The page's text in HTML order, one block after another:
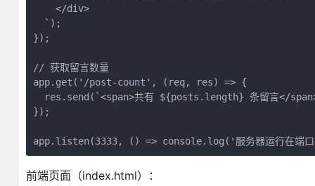
    </div>
  `);
});
// 获取留言数量
app.get('/post-count', (req, res) => {
res.send(`<span>共有 ${posts.length} 条留言</
});
app.listen(3333, () => console.log('服务器运行在端
前端页面（index.html）：